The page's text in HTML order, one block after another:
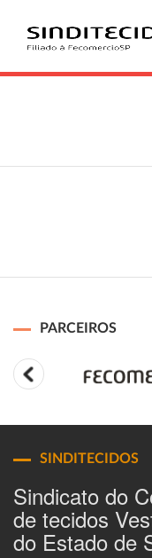
PARCEIROS
SINDITECIDOS
Sindicato do
de tecidos
do Estado de